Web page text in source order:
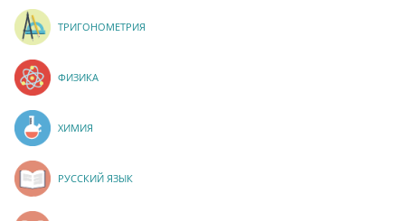
ТРИГОНОМЕТРИЯ
ФИЗИКА
ХИМИЯ
РУССКИЙ ЯЗЫК